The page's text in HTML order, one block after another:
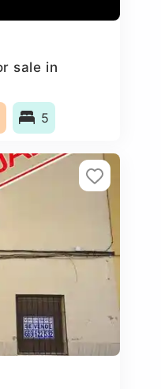
sale in
5